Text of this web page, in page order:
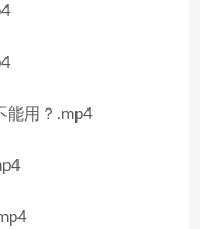
能用？.mp4